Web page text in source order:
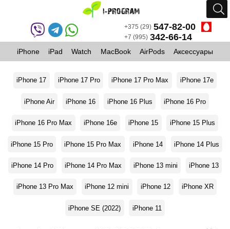
+375 (29) 547-82-00
+7 (995) 342-66-14
iPhone iPad Watch MacBook AirPods Аксессуары
iPhone 17 iPhone 17 Pro iPhone 17 Pro Max iPhone 17e
iPhone Air iPhone 16 iPhone 16 Plus iPhone 16 Pro
iPhone 16 Pro Max iPhone 16e iPhone 15 iPhone 15 Plus
iPhone 15 Pro iPhone 15 Pro Max iPhone 14 iPhone 14 Plus
iPhone 14 Pro iPhone 14 Pro Max iPhone 13 mini iPhone 13
iPhone 13 Pro Max iPhone 12 mini iPhone 12 iPhone XR
iPhone SE (2022) iPhone 11